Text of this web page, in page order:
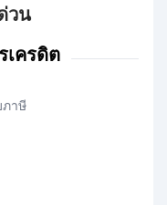
วน
เครดิต
ภาษี